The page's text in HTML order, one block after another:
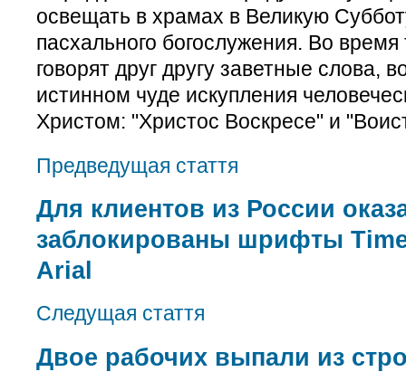
освещать в храмах в Великую
пасхального богослужения. Во
говорят друг другу заветные слова,
истинном чуде искупления
Христом: "Христос Воскресе" и
Предведущая стаття
Для клиентов из России
заблокированы шрифты
Arial
Следущая стаття
Двое рабочих выпали из